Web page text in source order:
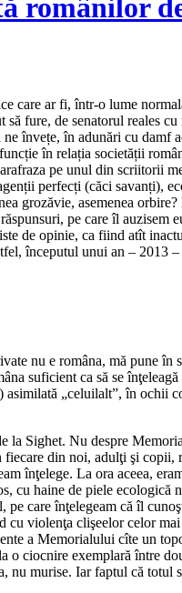
românilor
care ar fi, într-o lume
fure, de senatorul reales
învețe, în adunări cu
în relația societății
pe unul din scriitorii
perfecți (căci savanți),
grozăvie, asemenea
pe care îl
de opinie, ca fiind atît
începutul unui an – 2013
nu e româna, mă pune în
suficient ca să se
„celuilalt”, în ochii
Sighet. Nu despre
din noi, adulţi şi
înţelege. La ora aceea,
cu haine de piele
care înţelegeam că îl
violenţa clişeelor celor
a Memorialului cîte un
o ciocnire exemplară între
nu murise. Iar faptul că